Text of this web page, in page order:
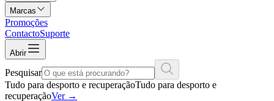
Marcas
Promoções
ContactoSuporte
Abrir
Pesquisar
Tudo para desporto e recuperaçãoTudo para desporto e
recuperaçãoVer →